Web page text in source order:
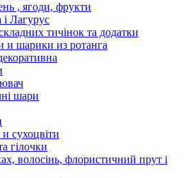
, ягоди, фрукти
і Лагурус
тичінок та додатки
и шарики из ротанга
шари
сухоцвіти
гілочки
волосінь, флористичний прут і